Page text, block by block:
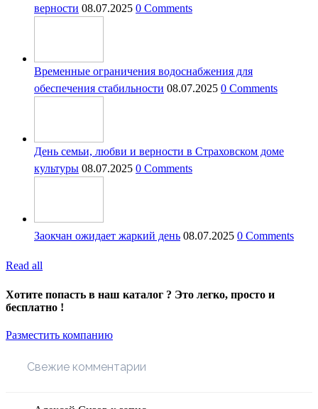
верности 08.07.2025 0 Comments
Временные ограничения водоснабжения для
обеспечения стабильности 08.07.2025 0 Comments
День семьи, любви и верности в Страховском доме
культуры 08.07.2025 0 Comments
Заокчан ожидает жаркий день 08.07.2025 0 Comments
Read all
Хотите попасть в наш каталог ? Это легко, просто и
бесплатно !
Разместить компанию
Свежие комментарии